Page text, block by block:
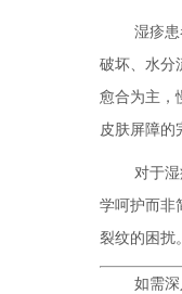
湿疹
破坏、水分
愈合为主，
皮肤屏障的
对于
学呵护而非
裂纹的困扰。
如需